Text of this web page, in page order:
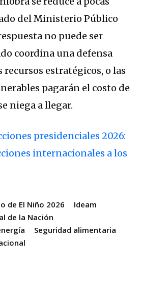
del Ministerio Público
no puede ser
coordina una defensa
recursos estratégicos, o las
pagarán el costo de
niega a llegar.
presidenciales 2026:
internacionales a los
de El Niño 2026
Ideam
de la Nación
Seguridad alimentaria